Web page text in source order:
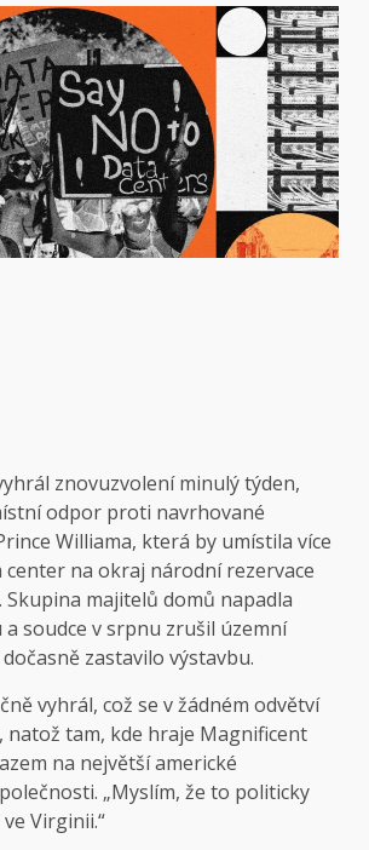
znovuzvolení minulý týden,
odpor proti navrhované
Williama, která by umístila více
center na okraj národní rezervace
Skupina majitelů domů napadla
soudce v srpnu zrušil územní
zastavilo výstavbu.
vyhrál, což se v žádném odvětví
natož tam, kde hraje Magnificent
na největší americké
„Myslím, že to politicky
Virginii.“